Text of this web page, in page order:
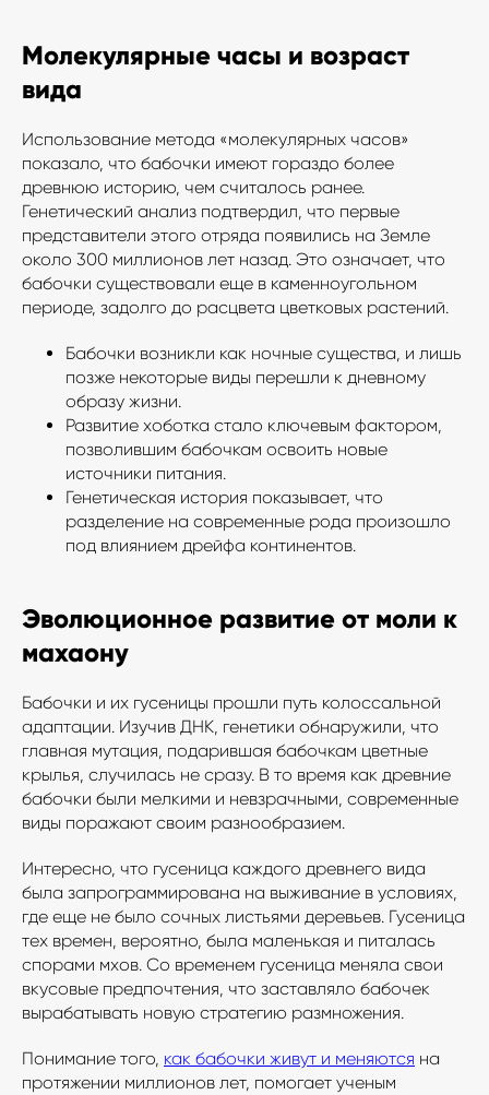
Молекулярные часы и возраст
вида
Использование метода «молекулярных часов»
показало, что бабочки имеют гораздо более
древнюю историю, чем считалось ранее.
Генетический анализ подтвердил, что первые
представители этого отряда появились на Земле
около 300 миллионов лет назад. Это означает, что
бабочки существовали еще в каменноугольном
периоде, задолго до расцвета цветковых растений.
Бабочки возникли как ночные существа, и лишь
позже некоторые виды перешли к дневному
образу жизни.
Развитие хоботка стало ключевым фактором,
позволившим бабочкам освоить новые
источники питания.
Генетическая история показывает, что
разделение на современные рода произошло
под влиянием дрейфа континентов.
Эволюционное развитие от моли к
махаону
Бабочки и их гусеницы прошли путь колоссальной
адаптации. Изучив ДНК, генетики обнаружили, что
главная мутация, подарившая бабочкам цветные
крылья, случилась не сразу. В то время как древние
бабочки были мелкими и невзрачными, современные
виды поражают своим разнообразием.
Интересно, что гусеница каждого древнего вида
была запрограммирована на выживание в условиях,
где еще не было сочных листьями деревьев. Гусеница
тех времен, вероятно, была маленькая и питалась
спорами мхов. Со временем гусеница меняла свои
вкусовые предпочтения, что заставляло бабочек
вырабатывать новую стратегию размножения.
Понимание того, как бабочки живут и меняются на
протяжении миллионов лет, помогает ученым